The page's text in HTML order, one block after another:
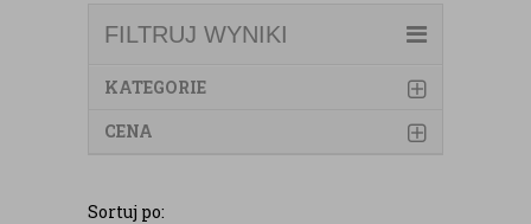
FILTRUJ WYNIKI
KATEGORIE
CENA
Sortuj po: